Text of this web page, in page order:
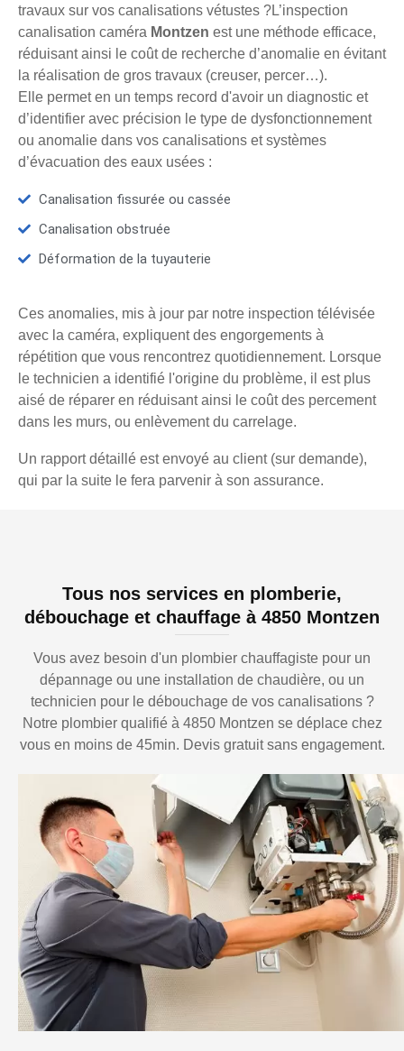
travaux sur vos canalisations vétustes ?L’inspection
canalisation caméra Montzen est une méthode efficace,
réduisant ainsi le coût de recherche d’anomalie en évitant
la réalisation de gros travaux (creuser, percer…).
Elle permet en un temps record d'avoir un diagnostic et
d’identifier avec précision le type de dysfonctionnement
ou anomalie dans vos canalisations et systèmes
d’évacuation des eaux usées :
Canalisation fissurée ou cassée
Canalisation obstruée
Déformation de la tuyauterie
Ces anomalies, mis à jour par notre inspection télévisée
avec la caméra, expliquent des engorgements à
répétition que vous rencontrez quotidiennement. Lorsque
le technicien a identifié l'origine du problème, il est plus
aisé de réparer en réduisant ainsi le coût des percement
dans les murs, ou enlèvement du carrelage.
Un rapport détaillé est envoyé au client (sur demande),
qui par la suite le fera parvenir à son assurance.
Tous nos services en plomberie,
débouchage et chauffage à 4850 Montzen
Vous avez besoin d'un plombier chauffagiste pour un
dépannage ou une installation de chaudière, ou un
technicien pour le débouchage de vos canalisations ?
Notre plombier qualifié à 4850 Montzen se déplace chez
vous en moins de 45min. Devis gratuit sans engagement.